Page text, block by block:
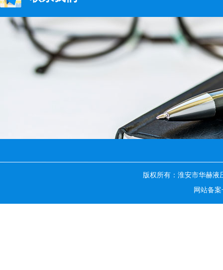
版权所有：淮安市华赫
网站备案